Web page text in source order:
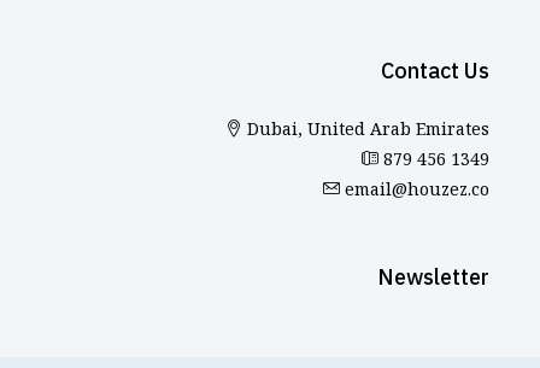
Contact Us
Dubai, United Arab Emirates
879 456 1349
email@houzez.co
Newsletter